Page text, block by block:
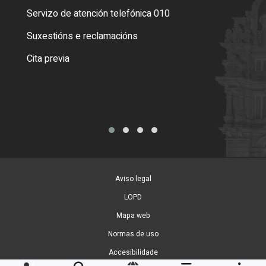
Servizo de atención telefónica 010
Suxestións e reclamacións
Cita previa
Aviso legal
LOPD
Mapa web
Normas de uso
Accesibilidade